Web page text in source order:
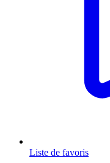
Liste de favoris